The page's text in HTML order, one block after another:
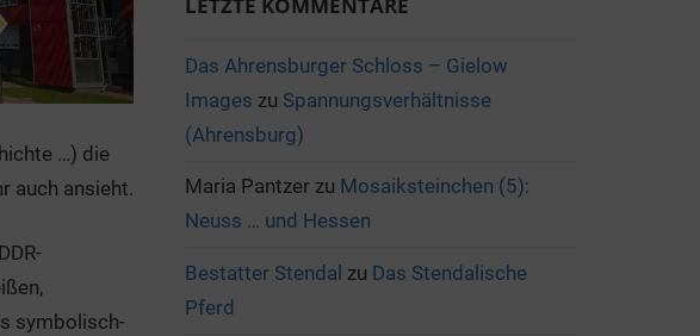
…) die
auch ansieht.
symbolisch-
Das Ahrensburger Schloss – Gielow
Images zu Spannungsverhältnisse
(Ahrensburg)
Maria Pantzerzu Mosaiksteinchen (5):
Neuss … und Hessen
Bestatter Stendal zu Das Stendalische
Pferd